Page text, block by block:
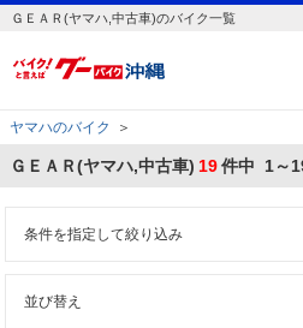
ＧＥＡＲ(ヤマハ,中古車)のバイク一覧
ヤマハのバイク ＞
ＧＥＡＲ(ヤマハ,中古車) 19件中 1～
条件を指定して絞り込み
並び替え